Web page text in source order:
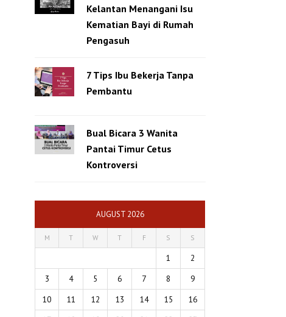
Kelantan Menangani Isu
Kematian Bayi di Rumah
Pengasuh
7 Tips Ibu Bekerja Tanpa
Pembantu
Bual Bicara 3 Wanita
Pantai Timur Cetus
Kontroversi
AUGUST 2026
M T W T F S S
1
2
3
4 5 6 7 8
9
10
11 12 13 14 15
16